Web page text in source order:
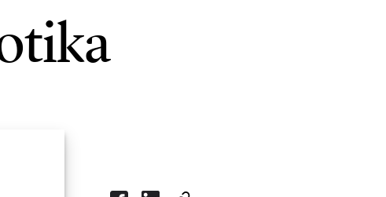
252 ARTIKLAR
Landsbygd